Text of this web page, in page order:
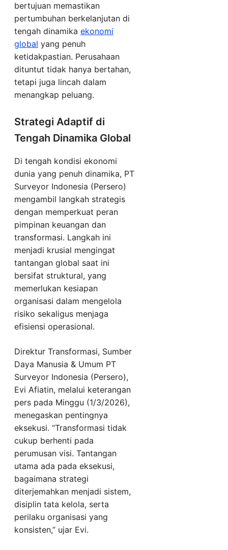
bertujuan memastikan
pertumbuhan berkelanjutan di
tengah dinamika ekonomi
global yang penuh
ketidakpastian. Perusahaan
dituntut tidak hanya bertahan,
tetapi juga lincah dalam
menangkap peluang.
Strategi Adaptif di
Tengah Dinamika Global
Di tengah kondisi ekonomi
dunia yang penuh dinamika, PT
Surveyor Indonesia (Persero)
mengambil langkah strategis
dengan memperkuat peran
pimpinan keuangan dan
transformasi. Langkah ini
menjadi krusial mengingat
tantangan global saat ini
bersifat struktural, yang
memerlukan kesiapan
organisasi dalam mengelola
risiko sekaligus menjaga
efisiensi operasional.
Direktur Transformasi, Sumber
Daya Manusia & Umum PT
Surveyor Indonesia (Persero),
Evi Afiatin, melalui keterangan
pers pada Minggu (1/3/2026),
menegaskan pentingnya
eksekusi. “Transformasi tidak
cukup berhenti pada
perumusan visi. Tantangan
utama ada pada eksekusi,
bagaimana strategi
diterjemahkan menjadi sistem,
disiplin tata kelola, serta
perilaku organisasi yang
konsisten,” ujar Evi.